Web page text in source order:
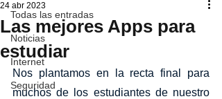
Todas las entradas
Noticias
Internet
Seguridad
Las mejores Apps para
estudiar
24 abr 2023
Nos plantamos en la recta final para
muchos de los estudiantes de nuestro